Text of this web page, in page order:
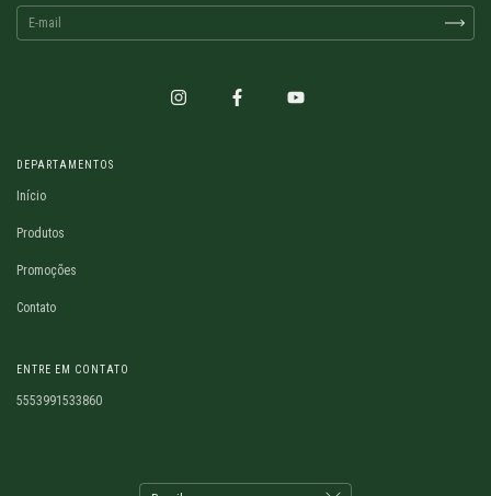
DEPARTAMENTOS
Início
Produtos
Promoções
Contato
ENTRE EM CONTATO
5553991533860